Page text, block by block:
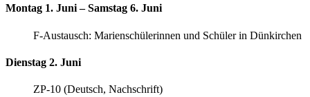
Montag 1. Juni – Samstag 6. Juni
F-Austausch: Marienschülerinnen und Schüler in Dünkirchen
Dienstag 2. Juni
ZP-10 (Deutsch, Nachschrift)